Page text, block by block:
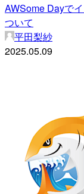
AWSome Dayで
ついて
平田梨紗
2025.05.09